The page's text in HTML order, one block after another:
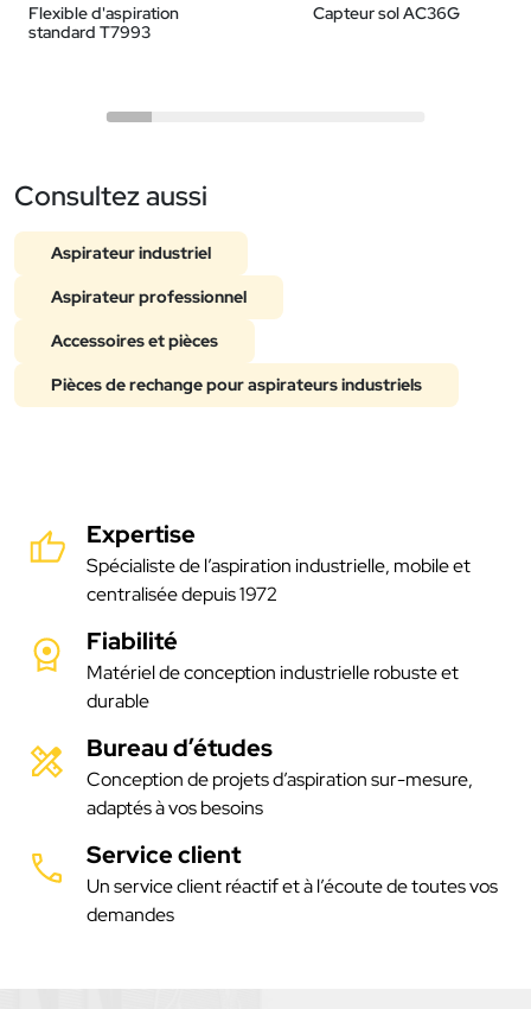
Flexible d'aspiration
standard T7993
Capteur sol AC36G
Consultez aussi
Aspirateur industriel
Aspirateur professionnel
Accessoires et pièces
Pièces de rechange pour aspirateurs industriels
Expertise
Spécialiste de l’aspiration industrielle, mobile et
centralisée depuis 1972
Fiabilité
Matériel de conception industrielle robuste et
durable
Bureau d’études
Conception de projets d’aspiration sur-mesure,
adaptés à vos besoins
Service client
Un service client réactif et à l’écoute de toutes vos
demandes